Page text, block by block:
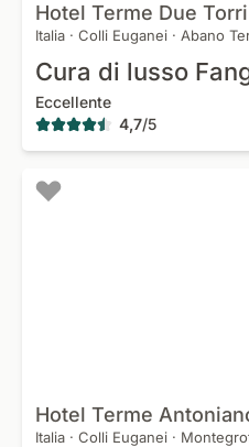
Hotel Terme Due Torri
Italia · Colli Euganei · Abano
Eccellente
4,7/5
Hotel Terme
Italia · Colli Euganei ·